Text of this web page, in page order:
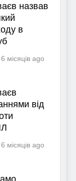
назвав
в
6 місяців ago
від
6 місяців ago